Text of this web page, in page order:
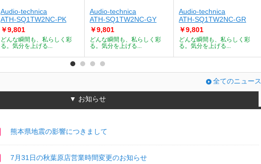
Audio-technica
ATH-SQ1TW2NC-PK
￥9,801
どんな瞬間も、私らしく彩
る。気分を上げる...
Audio-technica
ATH-SQ1TW2NC-GY
￥9,801
どんな瞬間も、私らしく彩
る。気分を上げる...
Audio-technica
ATH-SQ1TW2NC-GR
￥9,801
どんな瞬間も、私らしく彩
る。気分を上げる...
全てのニュース
▼ お知らせ
熊本県地震の影響につきまして
7月31日の秋葉原店営業時間変更のお知らせ